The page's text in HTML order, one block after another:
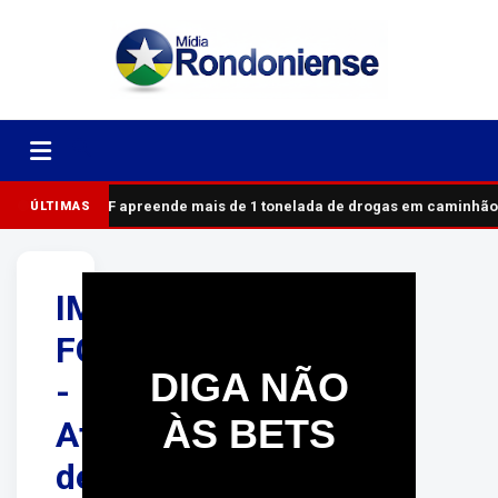
ÚLTIMASPRF apreende mais de 1 tonelada de drogas em caminhão
IMAGENS
FORTES
-
Ataque
de
DIGA NÃO
ÀS BETS